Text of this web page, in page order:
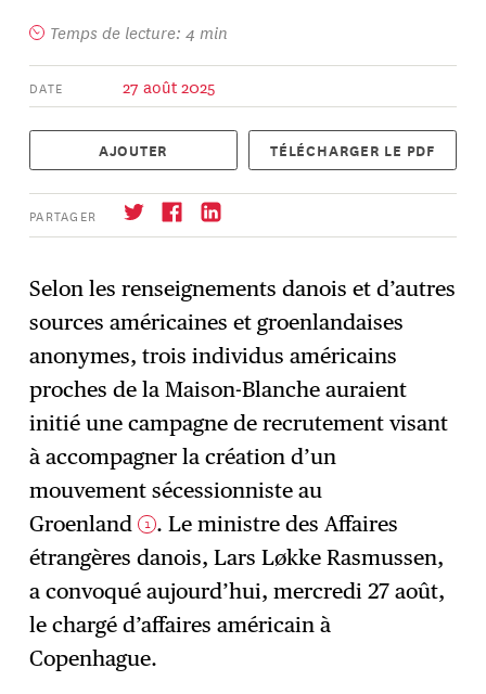
Temps de lecture: 4 min
DATE 27 août 2025
AJOUTER TÉLÉCHARGER LE PDF
PARTAGER
→ S'abonner
Selon les renseignements danois et d’autres
sources américaines et groenlandaises
anonymes, trois individus américains
proches de la Maison-Blanche auraient
initié une campagne de recrutement visant
à accompagner la création d’un
mouvement sécessionniste au
Groenland 1 . Le ministre des Affaires
étrangères danois, Lars Løkke Rasmussen,
a convoqué aujourd’hui, mercredi 27 août,
le chargé d’affaires américain à
Copenhague.